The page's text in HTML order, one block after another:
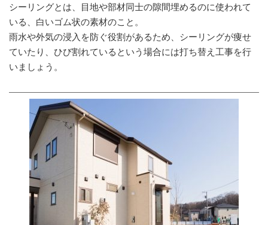
シーリングとは、目地や部材同士の隙間埋めるのに使われて
いる、白いゴム状の素材のこと。
雨水や外気の浸入を防ぐ役割があるため、シーリングが痩せ
ていたり、ひび割れているという場合には打ち替え工事を行
いましょう。